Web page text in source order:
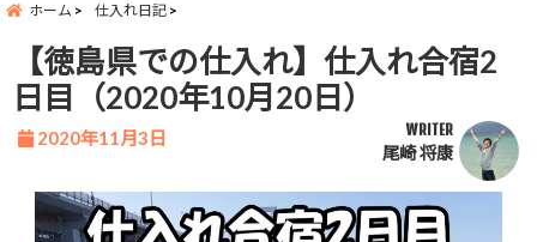
ホーム 仕入れ日記
【徳島県での仕入れ】仕入れ合宿2
日目（2020年10月20日）
2020年11月3日 WRITER
尾崎 将康